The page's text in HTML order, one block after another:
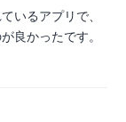
いるアプリで、
良かったです。